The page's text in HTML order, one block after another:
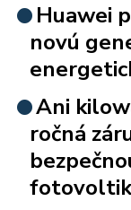
Huawei
novú
Ani
ročná